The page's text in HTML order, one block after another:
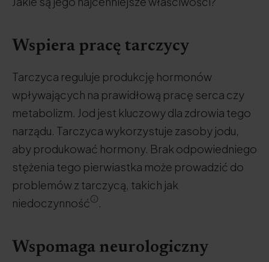
Wspiera pracę tarczycy
Tarczyca reguluje produkcję hormonów
wpływających na prawidłową pracę serca czy
metabolizm. Jod jest kluczowy dla zdrowia tego
narządu. Tarczyca wykorzystuje zasoby jodu,
aby produkować hormony. Brak odpowiedniego
stężenia tego pierwiastka może prowadzić do
problemów z tarczycą, takich jak
niedoczynność
.
Wspomaga neurologiczny